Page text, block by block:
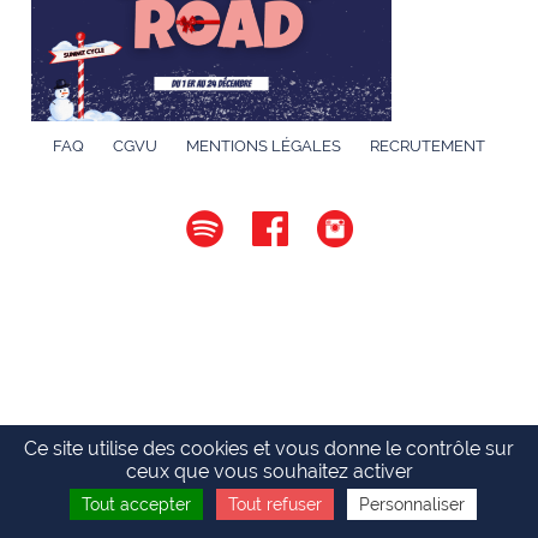
FAQ CGVU MENTIONS LÉGALES RECRUTEMENT
Ce site utilise des cookies et vous donne le contrôle sur
ceux que vous souhaitez activer
Tout accepter Tout refuser Personnaliser